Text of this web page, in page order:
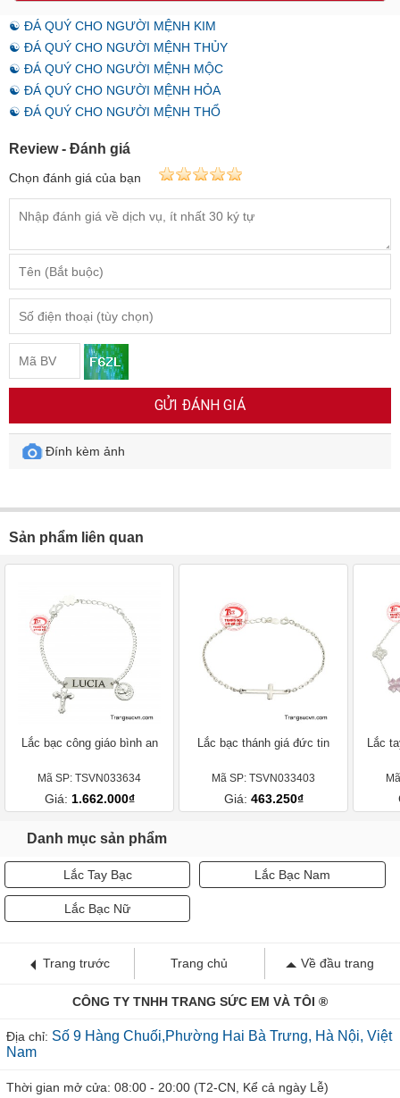
☯ ĐÁ QUÝ CHO NGƯỜI MỆNH KIM
☯ ĐÁ QUÝ CHO NGƯỜI MỆNH THỦY
☯ ĐÁ QUÝ CHO NGƯỜI MỆNH MỘC
☯ ĐÁ QUÝ CHO NGƯỜI MỆNH HỎA
☯ ĐÁ QUÝ CHO NGƯỜI MỆNH THỔ
Review - Đánh giá
Chọn đánh giá của bạn
GỬI ĐÁNH GIÁ
Đính kèm ảnh
Sản phẩm liên quan
Lắc bạc công giáo bình an
Mã SP: TSVN033634
Giá: 1.662.000₫
Lắc bạc thánh giá đức tin
Mã SP: TSVN033403
Giá: 463.250₫
Lắc
Danh mục sản phẩm
Lắc Tay Bạc Lắc Bạc Nam
Lắc Bạc Nữ
Trang trước Trang chủ Về đầu trang
CÔNG TY TNHH TRANG SỨC EM VÀ TÔI ®
Địa chỉ: Số 9 Hàng Chuối,Phường Hai Bà Trưng, Hà Nội, Việt
Nam
Thời gian mở cửa: 08:00 - 20:00 (T2-CN, Kể cả ngày Lễ)